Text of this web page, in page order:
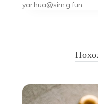
yanhua@simig.fun